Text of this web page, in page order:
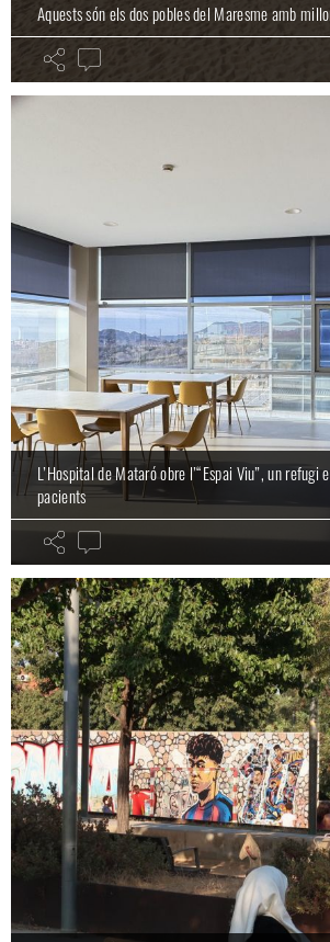
Aquests són els dos pobles del Maresme amb
L’Hospital de Mataró obre l’“Espai Viu”, un refugi
pacients